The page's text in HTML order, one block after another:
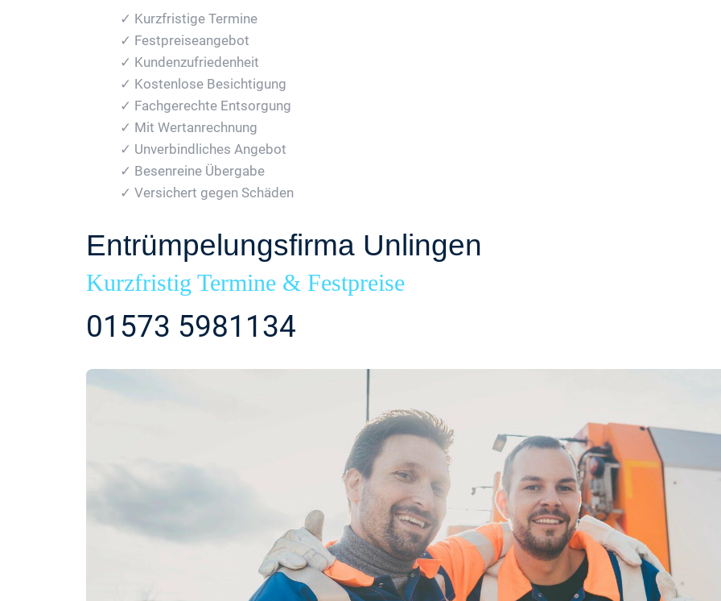
✓ Kurzfristige Termine
✓ Festpreiseangebot
✓ Kundenzufriedenheit
✓ Kostenlose Besichtigung
✓ Fachgerechte Entsorgung
✓ Mit Wertanrechnung
✓ Unverbindliches Angebot
✓ Besenreine Übergabe
✓ Versichert gegen Schäden
Entrümpelungsfirma Unlingen
Kurzfristig Termine & Festpreise
01573 5981134